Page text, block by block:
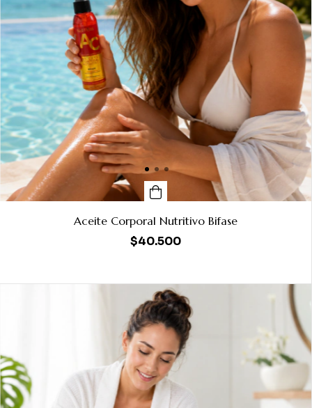
Aceite Corporal Nutritivo Bifase
$40.500